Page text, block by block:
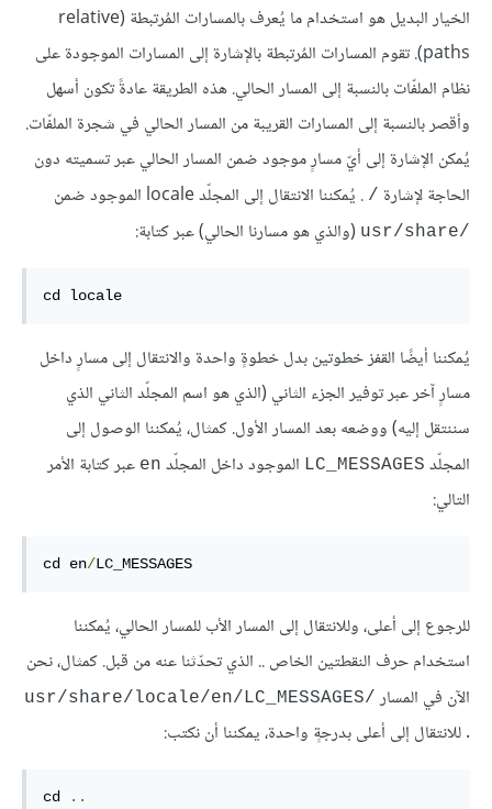
الخيار البديل هو استخدام ما يُعرف بالمسارات المُرتبطة (relative
paths). تقوم المسارات المُرتبطة بالإشارة إلى المسارات الموجودة على
نظام الملفّات بالنسبة إلى المسار الحالي. هذه الطريقة عادةً تكون أسهل
وأقصر بالنسبة إلى المسارات القريبة من المسار الحالي في شجرة الملفّات.
يُمكن الإشارة إلى أيّ مسارٍ موجود ضمن المسار الحالي عبر تسميته دون
الحاجة لإشارة / . يُمكننا الانتقال إلى المجلّد locale الموجود ضمن
/usr/share (والذي هو مسارنا الحالي) عبر كتابة:
cd locale
يُمكننا أيضًا القفز خطوتين بدل خطوةٍ واحدة والانتقال إلى مسارٍ داخل
مسارٍ آخر عبر توفير الجزء الثاني (الذي هو اسم المجلّد الثاني الذي
سننتقل إليه) ووضعه بعد المسار الأول. كمثال، يُمكننا الوصول إلى
المجلّد LC_MESSAGES الموجود داخل المجلّد en عبر كتابة الأمر
التالي:
cd en/LC_MESSAGES
للرجوع إلى أعلى، وللانتقال إلى المسار الأب للمسار الحالي، يُمكننا
استخدام حرف النقطتين الخاص .. الذي تحدّثنا عنه من قبل. كمثال، نحن
الآن في المسار /usr/share/locale/en/LC_MESSAGES
. للانتقال إلى أعلى بدرجةٍ واحدة، يمكننا أن نكتب:
cd ..